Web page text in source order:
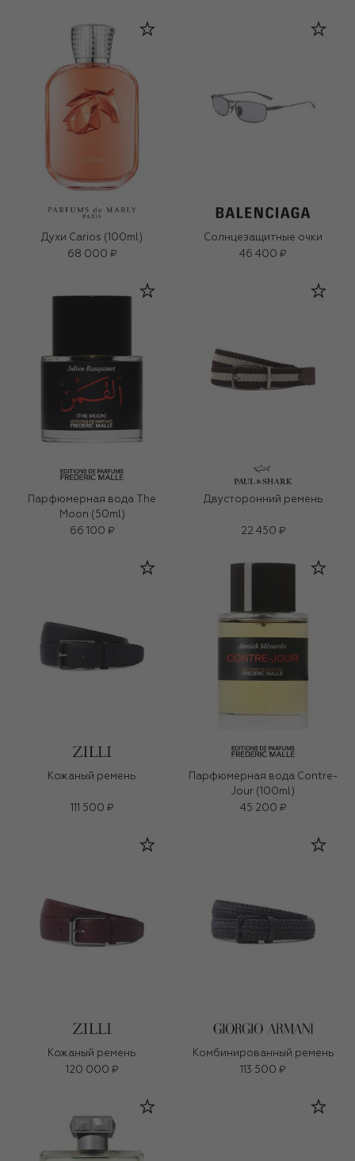
Духи Carios (100ml)
68 000 ₽
Солнцезащитные очки
46 400 ₽
Парфюмерная вода The
Moon (50ml)
66 100 ₽
Двусторонний ремень
22 450 ₽
Кожаный ремень
111 500 ₽
Парфюмерная вода Contre-
Jour (100ml)
45 200 ₽
Кожаный ремень
120 000 ₽
Комбинированный ремень
113 500 ₽